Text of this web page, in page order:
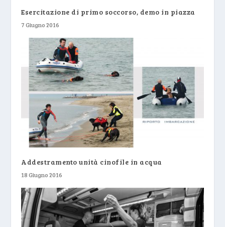
Esercitazione di primo soccorso, demo in piazza
7 Giugno 2016
Addestramento unità cinofile in acqua
18 Giugno 2016